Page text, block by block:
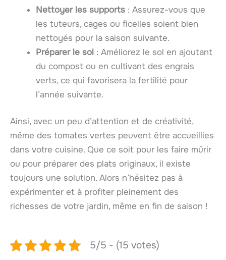
Nettoyer les supports : Assurez-vous que
les tuteurs, cages ou ficelles soient bien
nettoyés pour la saison suivante.
Préparer le sol : Améliorez le sol en ajoutant
du compost ou en cultivant des engrais
verts, ce qui favorisera la fertilité pour
l’année suivante.
Ainsi, avec un peu d’attention et de créativité,
même des tomates vertes peuvent être accueillies
dans votre cuisine. Que ce soit pour les faire mûrir
ou pour préparer des plats originaux, il existe
toujours une solution. Alors n’hésitez pas à
expérimenter et à profiter pleinement des
richesses de votre jardin, même en fin de saison !
5/5 - (15 votes)